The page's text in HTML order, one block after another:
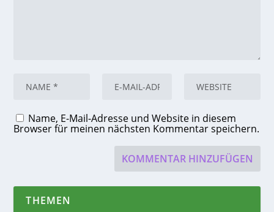
Name, E-Mail-Adresse und Website in diesem
Browser für meinen nächsten Kommentar speichern.
THEMEN